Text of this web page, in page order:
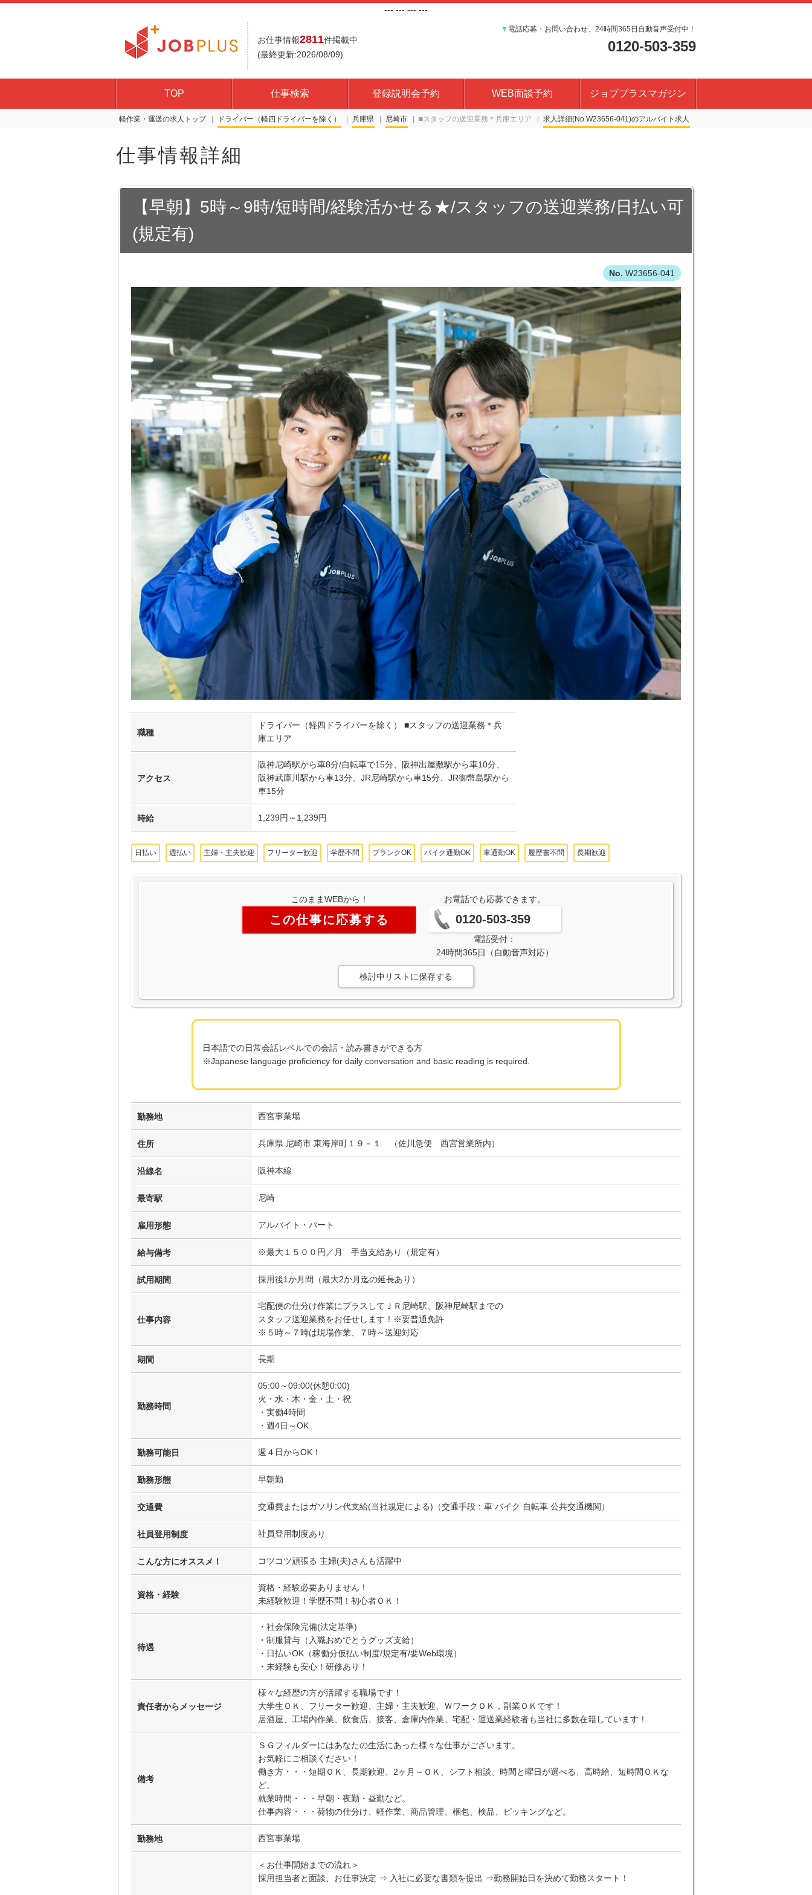
--- --- --- ---
お仕事情報2811件掲載中
(最終更新:2026/08/09)
▼ 電話応募・お問い合わせ、24時間365日自動音声受付中！
0120-503-359
TOP 仕事検索 登録説明会予約 WEB面談予約 ジョブプラスマガジン
軽作業・運送の求人トップ ドライバー（軽四ドライバーを除く） 兵庫県 尼崎市 ■スタッフの送迎業務＊兵庫エリア 求人詳細(No.W23656-041)
仕事情報詳細
【早朝】5時～9時/短時間/経験活かせる★/スタッフの送迎業務/日払い可
(規定有)
W23656-041
職種
ドライバー（軽四ドライバーを除く） ■スタッフの送迎業務＊兵
庫エリア
アクセス
阪神尼崎駅から車8分/自転車で15分、阪神出屋敷駅から車10分、
阪神武庫川駅から車13分、JR尼崎駅から車15分、JR御幣島駅から
車15分
時給 1,239円～1,239円
日払い 週払い 主婦・主夫歓迎 フリーター歓迎 学歴不問 ブランクOK バイク通勤OK 車通勤OK 履歴書不問 長期歓迎
このままWEBから！
この仕事に応募する
お電話でも応募できます。
0120-503-359
電話受付：
24時間365日（自動音声対応）
検討中リストに保存する
日本語での日常会話レベルでの会話・読み書きができる方
※Japanese language proficiency for daily conversation and basic reading is required.
勤務地 西宮事業場
住所 兵庫県 尼崎市 東海岸町１９－１ （佐川急便 西宮営業所内）
沿線名 阪神本線
最寄駅 尼崎
雇用形態 アルバイト・パート
給与備考 ※最大１５００円／月 手当支給あり（規定有）
試用期間 採用後1か月間（最大2か月迄の延長あり）
仕事内容
宅配便の仕分け作業にプラスしてＪＲ尼崎駅、阪神尼崎駅までの
スタッフ送迎業務をお任せします！※要普通免許
※５時～７時は現場作業、７時～送迎対応
期間 長期
勤務時間
05:00～09:00(休憩0:00)
火・水・木・金・土・祝
・実働4時間
・週4日～OK
勤務可能日 週４日からOK！
勤務形態 早朝勤
交通費 交通費またはガソリン代支給(当社規定による)（交通手段：車 バイク 自転車 公共交通機関）
社員登用制度 社員登用制度あり
こんな方にオススメ！ コツコツ頑張る 主婦(夫)さんも活躍中
資格・経験
資格・経験必要ありません！
未経験歓迎！学歴不問！初心者ＯＫ！
待遇
・社会保険完備(法定基準)
・制服貸与（入職おめでとうグッズ支給）
・日払いOK（稼働分仮払い制度/規定有/要Web環境）
・未経験も安心！研修あり！
責任者からメッセージ
様々な経歴の方が活躍する職場です！
大学生ＯＫ、フリーター歓迎、主婦・主夫歓迎、ＷワークＯＫ，副業ＯＫです！
居酒屋、工場内作業、飲食店、接客、倉庫内作業、宅配・運送業経験者も当社に多数在籍しています！
備考
ＳＧフィルダーにはあなたの生活にあった様々な仕事がございます。
お気軽にご相談ください！
働き方・・・短期ＯＫ、長期歓迎、2ヶ月～ＯＫ、シフト相談、時間と曜日が選べる、高時給、短時間ＯＫな
ど。
就業時間・・・早朝・夜勤・昼勤など。
仕事内容・・・荷物の仕分け、軽作業、商品管理、梱包、検品、ピッキングなど。
勤務地 西宮事業場
＜お仕事開始までの流れ＞
採用担当者と面談、お仕事決定 ⇒ 入社に必要な書類を提出 ⇒勤務開始日を決めて勤務スタート！